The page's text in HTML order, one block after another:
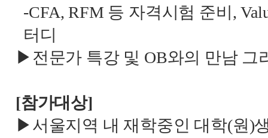
-CFA, RFM 등 자격시험 준비 ,
터디
▶전문가 특강 및 OB와의 만남 그
[참가대상]
▶서울지역 내 재학중인 대학(원 )